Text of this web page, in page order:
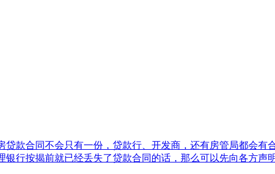
同不会只有一份，贷款行、开发商，还有房管局都会有合
揭前就已经丢失了贷款合同的话，那么可以先向各方声